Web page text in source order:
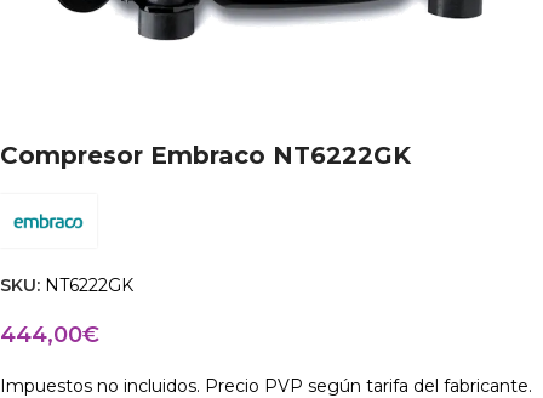
Compresor Embraco NT6222GK
SKU: NT6222GK
444,00€
Impuestos no incluidos. Precio PVP según tarifa del fabricante.